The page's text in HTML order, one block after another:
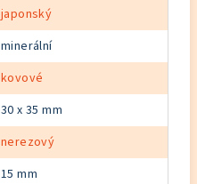
japonský
minerální
kovové
30 x 35 mm
nerezový
15 mm